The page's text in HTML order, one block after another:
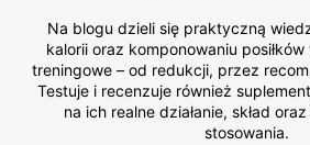
Na blogu dzieli się praktyczną
kalorii oraz komponowaniu
treningowe – od redukcji, przez
Testuje i recenzuje również
na ich realne działanie, skład
stosowania.